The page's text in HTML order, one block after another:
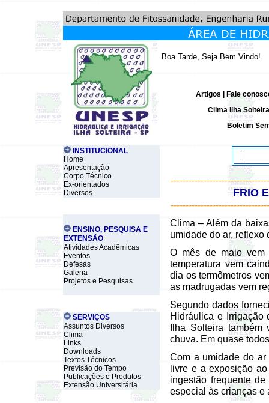
Boa Tarde, Seja Bem Vindo!
Artigos
Fale
Clima Ilha Solteira
Boletim
INSTITUCIONAL
Home
Apresentação
Corpo Técnico
Ex-orientados
Diversos
FRIO
Clima – Além da
umidade do ar, reflexo
O mês de maio vem
temperatura vem
dia os termômetros
as madrugadas vem
Segundo dados
Hidráulica e Irrigação
Ilha Solteira também
chuva. Em quase
Com a umidade do
livre e a exposição
ingestão frequente
especial às crianças e
ENSINO, PESQUISA E
EXTENSÃO
Atividades Acadêmicas
Eventos
Defesas
Galeria
Projetos e Pesquisas
SERVIÇOS
Assuntos Diversos
Clima
Links
Downloads
Textos Técnicos
Previsão do Tempo
Publicações e Produtos
Extensão Universitária